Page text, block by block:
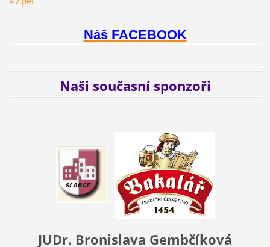
Náš FACEBOOK
Naši současní sponzoři
JUDr. Bronislava Gembčíková